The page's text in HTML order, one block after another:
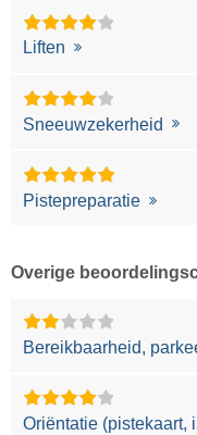
Liften
Sneeuwzekerheid
Pistepreparatie
Overige
Bereikbaarheid,
Oriëntatie (pistekaart,